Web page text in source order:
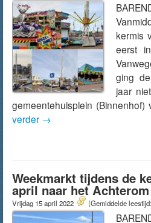
kermis
eerst
ging
jaar
gemeentehuisplein
verder →
Weekmarkt tijdens de
april naar het Achterom
Vrijdag 15 april 2022 (Gemiddelde